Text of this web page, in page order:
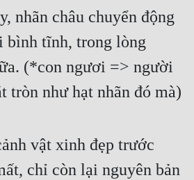
nhãn châu chuyển động
bình tĩnh, trong lòng
(*con ngươi => người
tròn như hạt nhãn đó mà)
vật xinh đẹp trước
chỉ còn lại nguyên bản